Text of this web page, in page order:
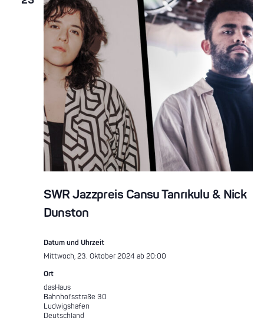
SWR Jazzpreis Cansu Tanrıkulu & Nick
Dunston
Datum und Uhrzeit
Mittwoch, 23. Oktober 2024 ab 20:00
Ort
dasHaus
Bahnhofsstraße 30
Ludwigshafen
Deutschland